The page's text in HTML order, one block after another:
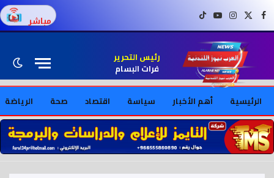
فيسبوكX (Twitter)
إنستغراميوتيوبتيك توك مباشر
رئيس التحرير
فرات البسام
الرئيسية أهم الأخبار سياسة اقتصاد صحة الرياضة